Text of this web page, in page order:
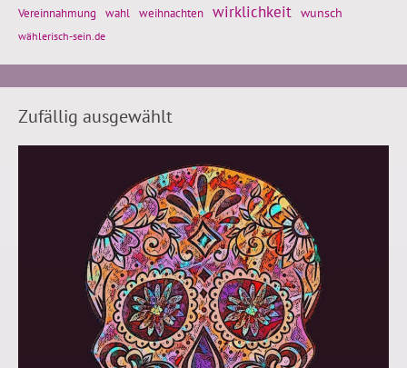
Vereinnahmung wahl weihnachten wirklichkeit wunsch
wählerisch-sein.de
Zufällig ausgewählt